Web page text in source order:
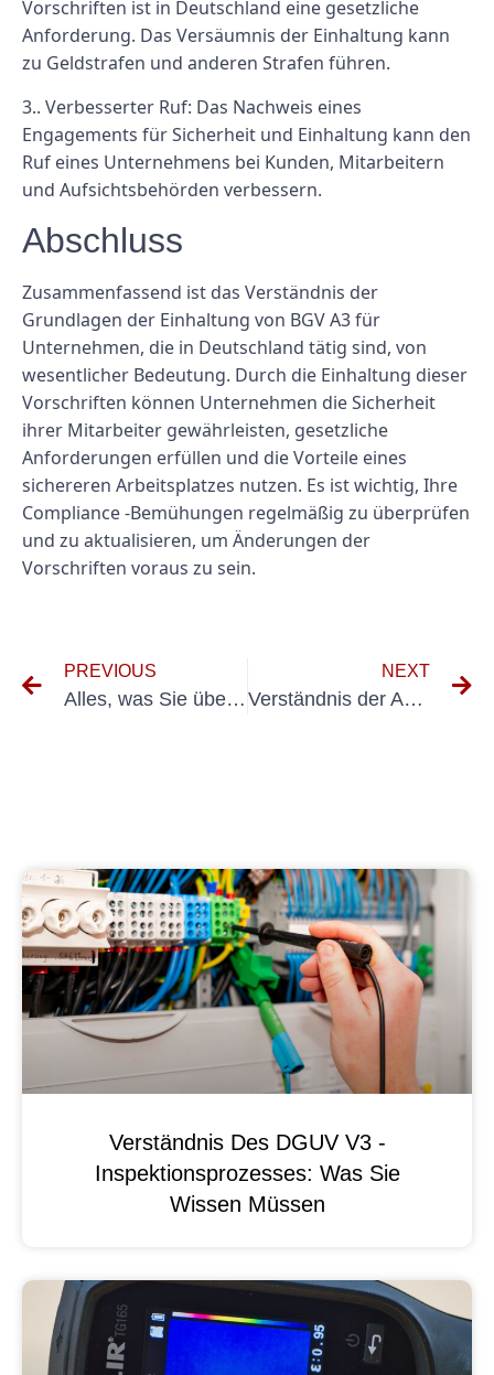
Vorschriften ist in Deutschland eine gesetzliche
Anforderung. Das Versäumnis der Einhaltung kann
zu Geldstrafen und anderen Strafen führen.
3.. Verbesserter Ruf: Das Nachweis eines
Engagements für Sicherheit und Einhaltung kann den
Ruf eines Unternehmens bei Kunden, Mitarbeitern
und Aufsichtsbehörden verbessern.
Abschluss
Zusammenfassend ist das Verständnis der
Grundlagen der Einhaltung von BGV A3 für
Unternehmen, die in Deutschland tätig sind, von
wesentlicher Bedeutung. Durch die Einhaltung dieser
Vorschriften können Unternehmen die Sicherheit
ihrer Mitarbeiter gewährleisten, gesetzliche
Anforderungen erfüllen und die Vorteile eines
sichereren Arbeitsplatzes nutzen. Es ist wichtig, Ihre
Compliance -Bemühungen regelmäßig zu überprüfen
und zu aktualisieren, um Änderungen der
Vorschriften voraus zu sein.
PREVIOUS
Alles, was Sie über den BGV A3 -Standard wissen müssen
NEXT
Verständnis der Anforderungen von 57 BGV D29: Ein umfassender Leitfaden
Verständnis Des DGUV V3 -
Inspektionsprozesses: Was Sie
Wissen Müssen